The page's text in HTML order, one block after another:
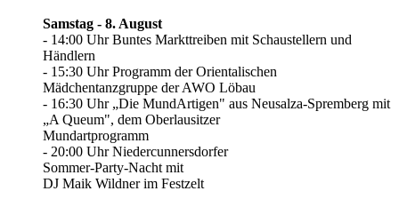
Samstag - 8. August
- 14:00 Uhr Buntes Markttreiben mit Schaustellern und
Händlern
- 15:30 Uhr Programm der Orientalischen
Mädchentanzgruppe der AWO Löbau
- 16:30 Uhr „Die MundArtigen" aus Neusalza-Spremberg mit
„A Queum", dem Oberlausitzer
Mundartprogramm
- 20:00 Uhr Niedercunnersdorfer
Sommer-Party-Nacht mit
DJ Maik Wildner im Festzelt